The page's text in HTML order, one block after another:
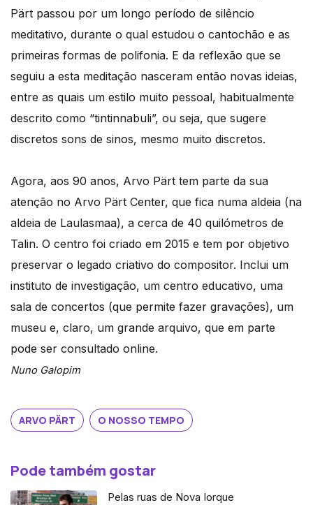
Pärt passou por um longo período de silêncio
meditativo, durante o qual estudou o cantochão e as
primeiras formas de polifonia. E da reflexão que se
seguiu a esta meditação nasceram então novas ideias,
entre as quais um estilo muito pessoal, habitualmente
descrito como “tintinnabuli”, ou seja, que sugere
discretos sons de sinos, mesmo muito discretos.
Agora, aos 90 anos, Arvo Pärt tem parte da sua
atenção no Arvo Pärt Center, que fica numa aldeia (na
aldeia de Laulasmaa), a cerca de 40 quilómetros de
Talin. O centro foi criado em 2015 e tem por objetivo
preservar o legado criativo do compositor. Inclui um
instituto de investigação, um centro educativo, uma
sala de concertos (que permite fazer gravações), um
museu e, claro, um grande arquivo, que em parte
pode ser consultado online.
Nuno Galopim
ARVO PÄRT O NOSSO TEMPO
Pode também gostar
Pelas ruas de Nova Iorque